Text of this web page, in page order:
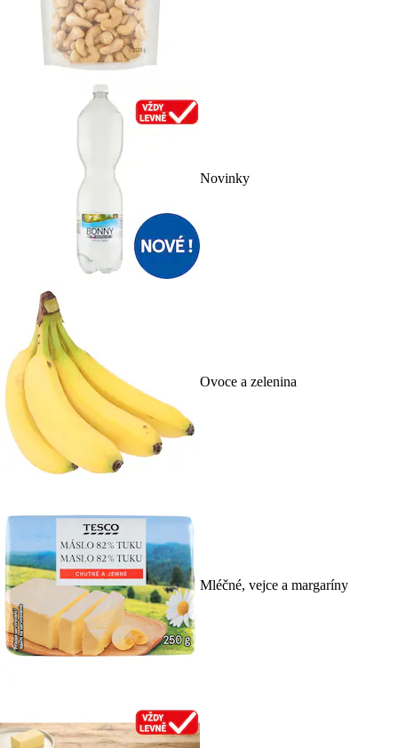
Novinky
Ovoce a zelenina
Mléčné, vejce a margaríny